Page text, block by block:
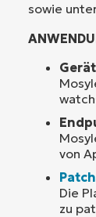
sowie
von
Die
zu